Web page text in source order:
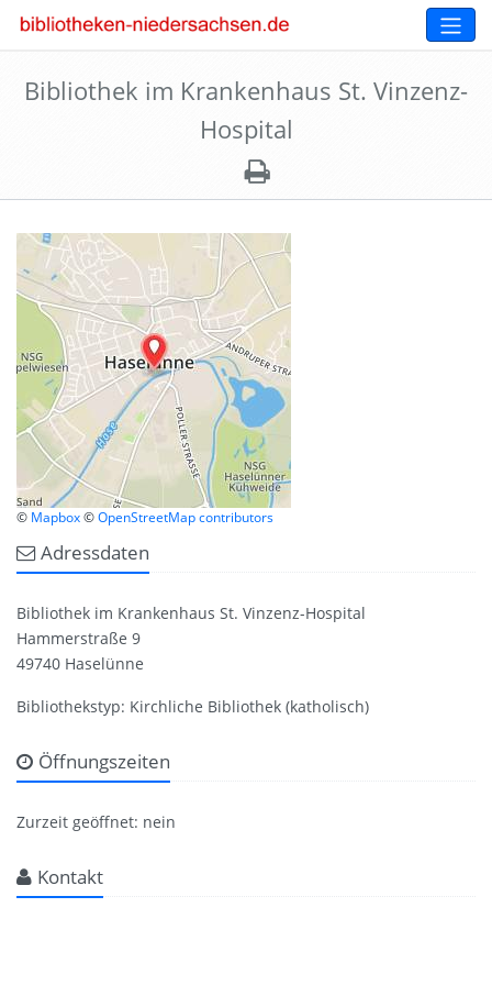
Bibliothek im Krankenhaus St. Vinzenz-
Hospital
© Mapbox © OpenStreetMap contributors
Adressdaten
Bibliothek im Krankenhaus St. Vinzenz-Hospital
Hammerstraße 9
49740 Haselünne
Bibliothekstyp: Kirchliche Bibliothek (katholisch)
Öffnungszeiten
Zurzeit geöffnet: nein
Kontakt